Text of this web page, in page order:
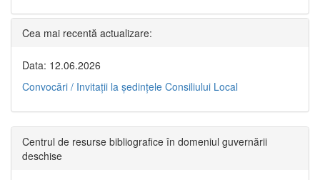
Cea mai recentă actualizare:
Data: 12.06.2026
Convocări / Invitaţii la şedinţele Consiliului Local
Centrul de resurse bibliografice în domeniul guvernării
deschise